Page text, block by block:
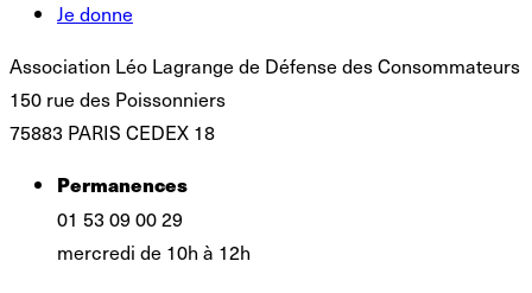
Je donne
Association Léo Lagrange de Défense des Consommateurs
150 rue des Poissonniers
75883 PARIS CEDEX 18
Permanences
01 53 09 00 29
mercredi de 10h à 12h